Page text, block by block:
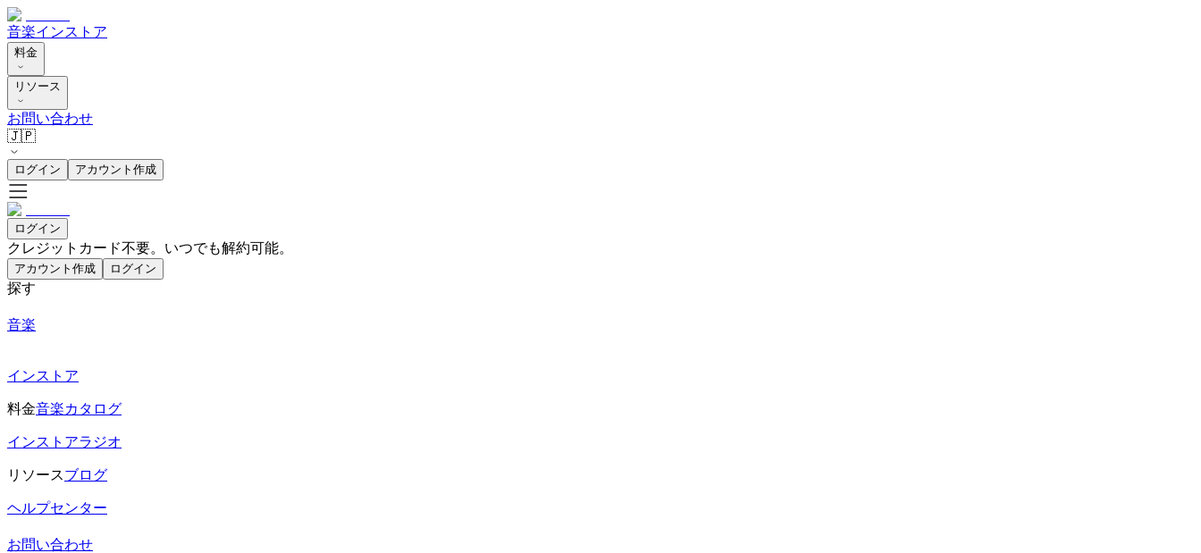
音楽インストア
料金
リソース
お問い合わせ
🇯🇵
ログイン アカウント作成
ログイン
クレジットカード不要。いつでも解約可能。
アカウント作成 ログイン
探す
音楽
インストア
料金音楽カタログ
インストアラジオ
リソースブログ
ヘルプセンター
お問い合わせ